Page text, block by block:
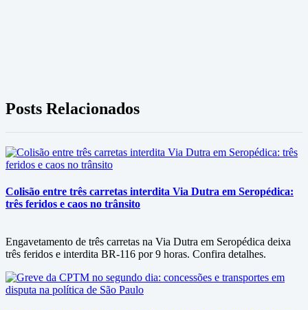
Posts Relacionados
Colisão entre três carretas interdita Via Dutra em Seropédica:
três feridos e caos no trânsito
Engavetamento de três carretas na Via Dutra em Seropédica deixa
três feridos e interdita BR-116 por 9 horas. Confira detalhes.